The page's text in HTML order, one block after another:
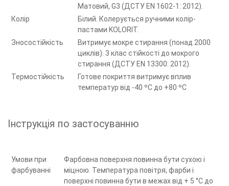
Матовий, G3 (ДСТУ EN 1602-1: 2012).
Колір
Білий. Колерується ручними колір-
пастами KOLORIT.
Зносостійкість
Витримує мокре стирання (понад 2000
циклів). 3 клас стійкості до мокрого
стирання (ДСТУ EN 13300: 2012).
Термостійкість
Готове покриття витримує вплив
температур від -40 ºС до +80 ºС
Інструкція по застосуванню
Умови при
фарбуванні
Фарбовна поверхня повинна бути сухою і
міцною. Температура повітря, фарби і
поверхні повинна бути в межах від + 5 °С до